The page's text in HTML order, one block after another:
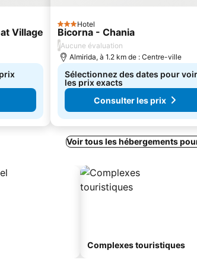
Village 3 Étoiles
Hotel
Bicorna - Chania
/Aucune évaluation
Almirida, à 1.2 km de : Centre-ville
Sélectionnez des dates pour voir
les prix exacts
Consulter les prix
Voir tous les hébergements
Complexes touristiques